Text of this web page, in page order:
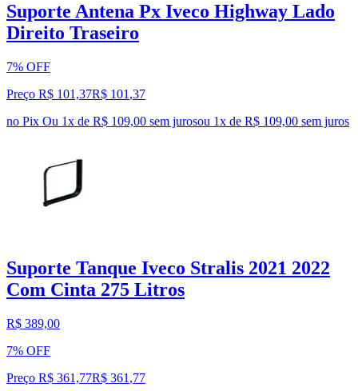
Suporte Antena Px Iveco Highway Lado
Direito Traseiro
7% OFF
Preço R$ 101,37R$ 101 ,37
no Pix Ou 1x de R$ 109,00 sem jurosou 1x de R$ 109,00 sem juros
Suporte Tanque Iveco Stralis 2021 2022
Com Cinta 275 Litros
R$ 389,00
7% OFF
Preço R$ 361,77R$ 361 ,77